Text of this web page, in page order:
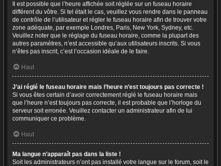
Il est possible que l’heure affichée soit réglée sur un fuseau horaire
différent du vôtre. Si tel était le cas, veuillez vous rendre dans le panneau
de contrôle de l’utilisateur et régler le fuseau horaire afin de trouver votre
zone adéquate, par exemple Londres, Paris, New York, Sydney, etc.
Veuillez noter que le réglage du fuseau horaire, comme la plupart des
autres paramètres, n’est accessible qu’aux utilisateurs inscrits. Si vous
n’êtes pas inscrit, c’est l’occasion idéale de le faire.
Haut
J’ai réglé le fuseau horaire mais l’heure n’est toujours pas correcte !
Si vous êtes certain d’avoir correctement réglé le fuseau horaire mais
que l’heure n’est toujours pas correcte, il est probable que l’horloge du
serveur soit erronée. Veuillez contacter un administrateur afin de lui
communiquer ce problème.
Haut
Ma langue n’apparaît pas dans la liste !
Soit les administrateurs n’ont pas installé votre langue sur le forum, soit le